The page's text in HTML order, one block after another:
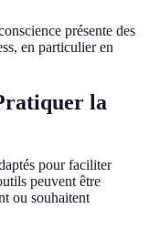
présente des
en particulier en
la
pour faciliter
peuvent être
ou souhaitent